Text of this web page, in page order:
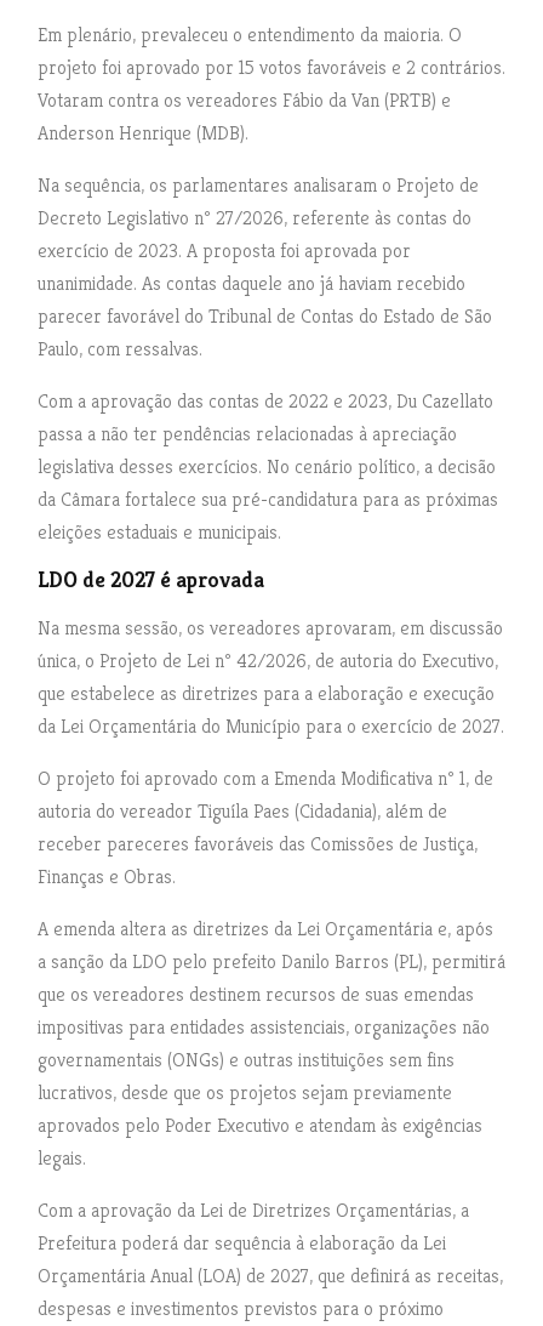
Em plenário, prevaleceu o entendimento da maioria. O
projeto foi aprovado por 15 votos favoráveis e 2 contrários.
Votaram contra os vereadores Fábio da Van (PRTB) e
Anderson Henrique (MDB).
Na sequência, os parlamentares analisaram o Projeto de
Decreto Legislativo nº 27/2026, referente às contas do
exercício de 2023. A proposta foi aprovada por
unanimidade. As contas daquele ano já haviam recebido
parecer favorável do Tribunal de Contas do Estado de São
Paulo, com ressalvas.
Com a aprovação das contas de 2022 e 2023, Du Cazellato
passa a não ter pendências relacionadas à apreciação
legislativa desses exercícios. No cenário político, a decisão
da Câmara fortalece sua pré-candidatura para as próximas
eleições estaduais e municipais.
LDO de 2027 é aprovada
Na mesma sessão, os vereadores aprovaram, em discussão
única, o Projeto de Lei nº 42/2026, de autoria do Executivo,
que estabelece as diretrizes para a elaboração e execução
da Lei Orçamentária do Município para o exercício de 2027.
O projeto foi aprovado com a Emenda Modificativa nº 1, de
autoria do vereador Tiguíla Paes (Cidadania), além de
receber pareceres favoráveis das Comissões de Justiça,
Finanças e Obras.
A emenda altera as diretrizes da Lei Orçamentária e, após
a sanção da LDO pelo prefeito Danilo Barros (PL), permitirá
que os vereadores destinem recursos de suas emendas
impositivas para entidades assistenciais, organizações não
governamentais (ONGs) e outras instituições sem fins
lucrativos, desde que os projetos sejam previamente
aprovados pelo Poder Executivo e atendam às exigências
legais.
Com a aprovação da Lei de Diretrizes Orçamentárias, a
Prefeitura poderá dar sequência à elaboração da Lei
Orçamentária Anual (LOA) de 2027, que definirá as receitas,
despesas e investimentos previstos para o próximo